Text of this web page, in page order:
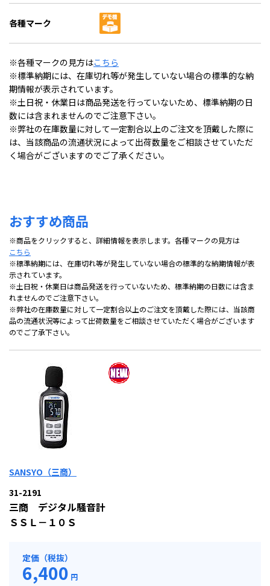
各種マーク
※各種マークの見方はこちら
※標準納期には、在庫切れ等が発生していない場合の標準的な納
期情報が表示されています。
※土日祝・休業日は商品発送を行っていないため、標準納期の日
数には含まれませんのでご注意下さい。
※弊社の在庫数量に対して一定割合以上のご注文を頂戴した際に
は、当該商品の流通状況によって出荷数量をご相談させていただ
く場合がございますのでご了承ください。
おすすめ商品
※商品をクリックすると、詳細情報を表示します。各種マークの見方は
こちら
※標準納期には、在庫切れ等が発生していない場合の標準的な納期情報が表
示されています。
※土日祝・休業日は商品発送を行っていないため、標準納期の日数には含ま
れませんのでご注意下さい。
※弊社の在庫数量に対して一定割合以上のご注文を頂戴した際には、当該商
品の流通状況等によって出荷数量をご相談させていただく場合がございます
のでご了承下さい。
SANSYO（三商）
31-2191
三商 デジタル騒音計
ＳＳＬ－１０Ｓ
定価（税抜）
6,400 円